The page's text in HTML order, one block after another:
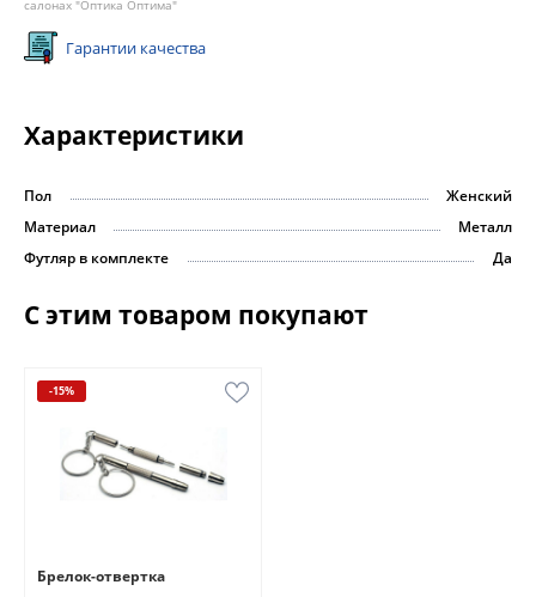
салонах "Оптика Оптима"
Гарантии качества
Характеристики
Пол
Женский
Материал
Металл
Футляр в комплекте
Да
С этим товаром покупают
-15%
Брелок-отвертка